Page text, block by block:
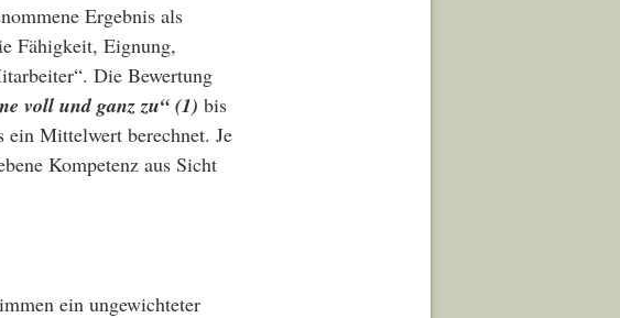
Ergebnis als
Fähigkeit, Eignung,
Die Bewertung
voll und ganz zu“ (1) bis
ein Mittelwert berechnet. Je
Kompetenz aus Sicht
ein ungewichteter